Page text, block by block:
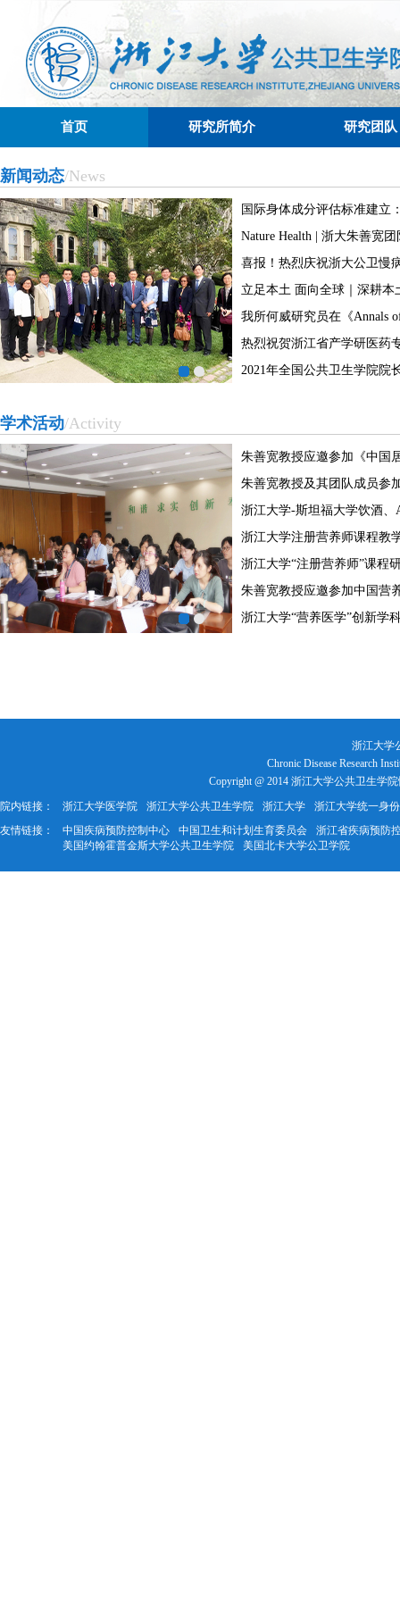
首页 研究所简介 研究团队
新闻动态/News
国际身体成分评估标准建立
Methodological standards专
权威期刊The American
Clinical Nutrition发表两篇重
Nature Health | 浙大朱善宽
别并深度解析“东方膳食”，
食的“中国范式”
喜报！热烈庆祝浙大公卫慢
长朱善宽教授入选爱思唯尔
高被引学者”
立足本土 面向全球｜深耕本
式 浙大公卫慢病研究所将东
究成果带向国际
我所何威研究员在《Annals
Medicine》上发文，通过大
颈癌前病变与妊娠结局关系
热烈祝贺浙江省产学研医药
仪式成功举办 ——创新驱动
2021年全国公共卫生学院院
学术活动/Activity
朱善宽教授应邀参加《中国
养. . .
朱善宽教授及其团队成员参
.浙江大学-斯坦福大学饮酒、
浙江大学注册营养师课程教
会. . .
浙江大学“注册营养师”课程
. .
朱善宽教授应邀参加中国营
与. . .
浙江大学“营养医学”创新学
浙江大学
Chronic Disease Research
Copyright @ 2014 浙江大学公共卫生学
院内链接：
浙江大学医学院 浙江大学公共卫生学院 浙江大学
浙江大学统一身
友情链接：
中国疾病预防控制中心 中国卫生和计划生育委员会
浙江省疾病预防
美国约翰霍普金斯大学公共卫生学院
美国北卡大学公卫学院